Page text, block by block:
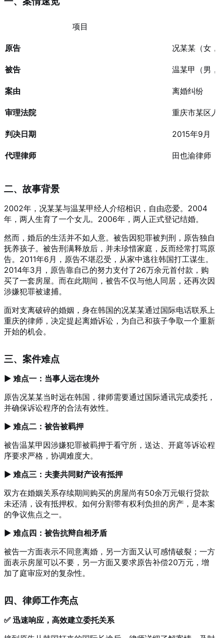
项目
原告 况某某（女
被告 温某甲（男
案由 离婚纠纷
审理法院 重庆市某区
判决日期 2015年9月
代理律师 田也渝律师
二、故事背景
2002年，况某某与温某甲经人介绍相识，自由恋爱。2004
年，两人生育了一个女儿。2006年，两人正式登记结婚。
然而，婚后的生活并不如人意。被告因犯罪被判刑，原告独自
抚养孩子。被告刑满释放后，并未珍惜家庭，反而经常打骂原
告。2011年6月，原告不堪忍受，从家中逃往韩国打工谋生。
2014年3月，原告靠自己的努力支付了26万余元首付款，购
买了一套房屋。而在此期间，被告不仅与他人同居，还再次因
涉嫌犯罪被逮捕。
面对支离破碎的婚姻，身在韩国的况某某通过国际电话联系上
重庆的律师，决定提起离婚诉讼，为自己和孩子争取一个重新
开始的机会。
三、案件难点
▶ 难点一：当事人远在境外
原告况某某当时远在韩国，律师需要通过国际通讯完成委托，
并确保诉讼程序的合法有效性。
▶ 难点二：被告被羁押
被告温某甲因涉嫌犯罪被羁押于看守所，送达、开庭等诉讼程
序要求严格，协调难度大。
▶ 难点三：夫妻共同财产设有抵押
双方在婚姻关系存续期间购买的房屋尚有50余万元银行贷款
未还清，设有抵押权。如何分割带有权利负担的房产，是本案
的争议焦点之一。
▶ 难点四：被告抗辩自相矛盾
被告一方面表示不同意离婚，另一方面又认可感情破裂；一方
面表示房屋可以不要，另一方面又要求原告补偿20万元，增
加了庭审应对的复杂性。
四、律师工作亮点
✅ 迅速响应，高效建立委托关系